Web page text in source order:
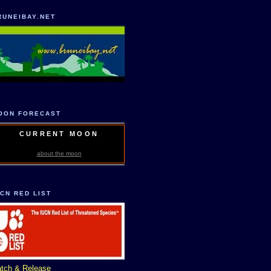
FORECAST
CURRENT MOON
about the moon
RED LIST
& Release